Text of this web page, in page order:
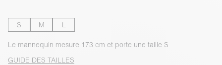
S M L
Le mannequin mesure 173 cm et porte une taille S
GUIDE DES TAILLES